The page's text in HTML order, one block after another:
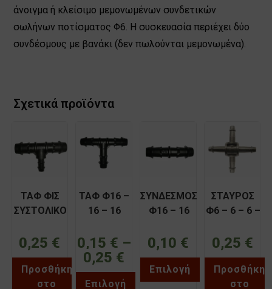
άνοιγμα ή κλείσιμο μεμονωμένων συνδετικών
σωλήνων ποτίσματος Φ6. Η συσκευασία περιέχει δύο
συνδέσμους με βανάκι (δεν πωλούνται μεμονωμένα).
Σχετικά προϊόντα
ΤΑΦ ΦΙΣ
ΣΥΣΤΟΛΙΚΟ
20
0,25 €
Προσθήκη
στο
ΤΑΦ Φ16 –
16 – 16
0,15 € –
0,25 €
0,15 €
Επιλογή
ΣΥΝΔΕΣΜΟΣ
Φ16 – 16
0,10 €
Επιλογή
ΣΤΑΥΡΟΣ
Φ6 – 6 – 6 –
PALAPLAST
0,25 €
Προσθήκη
στο